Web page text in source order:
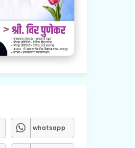
whatsapp